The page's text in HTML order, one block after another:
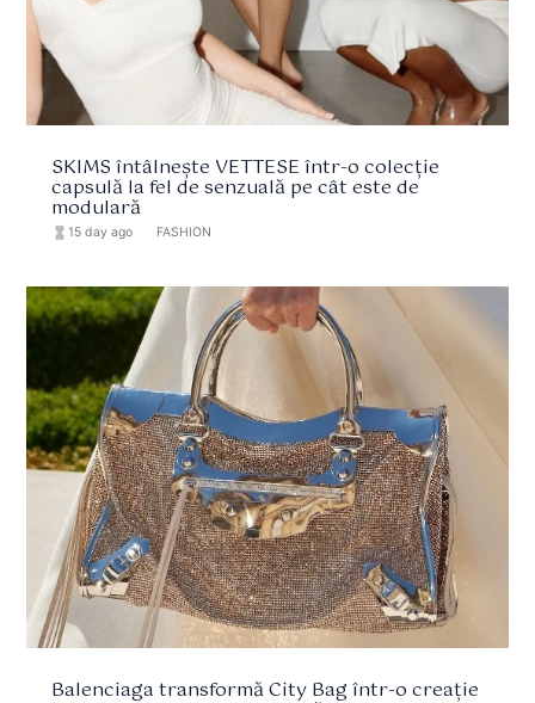
SKIMS întâlnește VETTESE într-o colecție
capsulă la fel de senzuală pe cât este de
modulară
hourglass_full 15 day ago FASHION
Balenciaga transformă City Bag într-o creație